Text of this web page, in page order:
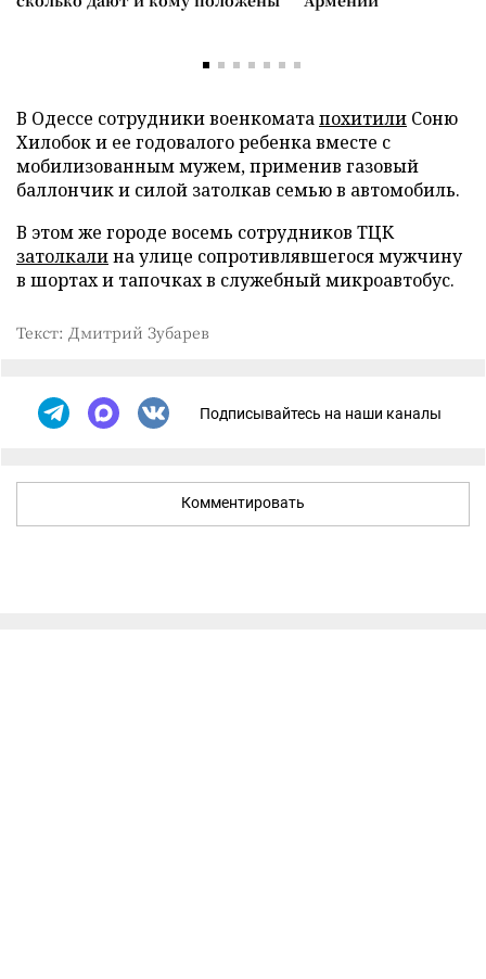
В Одессе сотрудники военкоматапохитили Соню
Хилобок и ее годовалого ребенка вместе с
мобилизованным мужем, применив газовый
баллончик и силой затолкав семью в автомобиль.
В этом же городе восемь сотрудников ТЦК
затолкалина улице сопротивлявшегося мужчину
в шортах и тапочках в служебный микроавтобус.
Текст: Дмитрий Зубарев
Подписывайтесь на наши каналы
Комментировать